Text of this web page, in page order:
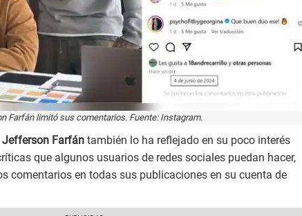
Farfán limitó sus comentarios. Fuente: Instagram.
Jefferson Farfán también lo ha reflejado en su poco interés
que algunos usuarios de redes sociales puedan hacer,
comentarios en todas sus publicaciones en su cuenta de